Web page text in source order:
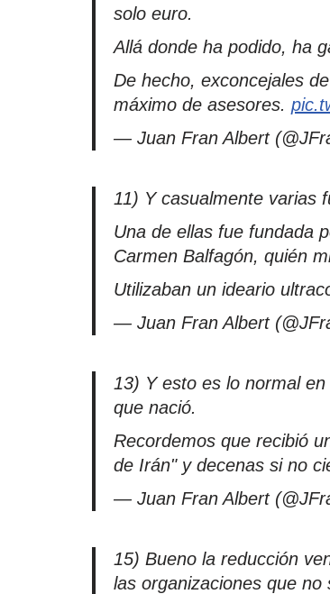
solo euro.
Allá donde ha podido, ha
De hecho, exconcejales
máximo de asesores.
— Juan Fran Albert
11) Y casualmente varias
Una de ellas fue fundada
Carmen Balfagón, quién
Utilizaban un ideario
— Juan Fran Albert
13) Y esto es lo normal
que nació.
Recordemos que recibió
de Irán" y decenas si no
— Juan Fran Albert
15) Bueno la reducción
las organizaciones que